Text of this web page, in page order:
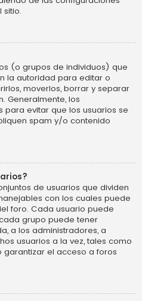
sitio.
(o grupos de individuos) que
la autoridad para editar o
moverlos, borrar y separar
Generalmente, los
evitar que los usuarios se
spam y/o contenido
de usuarios que dividen
con los cuales puede
foro. Cada usuario puede
grupo puede tener
a los administradores, a
usuarios a la vez, tales como
el acceso a foros